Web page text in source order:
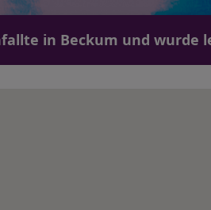
in Beckum und wurde